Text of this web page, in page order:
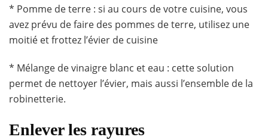
* Pomme de terre : si au cours de votre cuisine, vous
avez prévu de faire des pommes de terre, utilisez une
moitié et frottez l’évier de cuisine
* Mélange de vinaigre blanc et eau : cette solution
permet de nettoyer l’évier, mais aussi l’ensemble de la
robinetterie.
Enlever les rayures